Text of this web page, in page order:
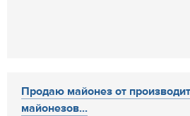
Продаю майонез от
майонезов...